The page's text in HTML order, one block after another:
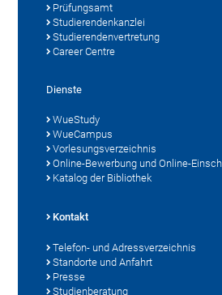
Prüfungsamt
Studierendenkanzlei
Studierendenvertretung
Career Centre
Dienste
WueStudy
WueCampus
Vorlesungsverzeichnis
Online-Bewerbung und Online-
Katalog der Bibliothek
Kontakt
Telefon- und Adressverzeichnis
Standorte und Anfahrt
Presse
Studienberatung